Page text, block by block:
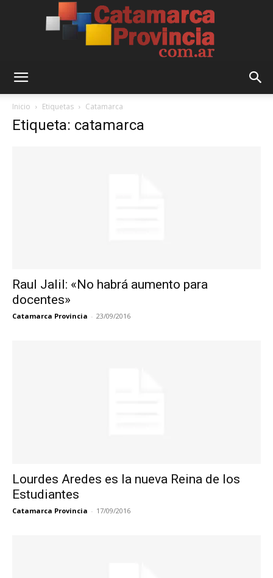
Inicio Etiquetas Catamarca
Etiqueta: catamarca
Raul Jalil: «No habrá aumento para
docentes»
Catamarca Provincia - 23/09/2016
Lourdes Aredes es la nueva Reina de los
Estudiantes
Catamarca Provincia - 17/09/2016